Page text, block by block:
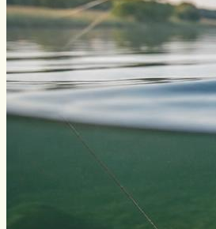
Виды ловли
Зимняя рыбалка
Нахлыст
Снаряжение
Эхолоты
Лодки и моторы
Рецепты